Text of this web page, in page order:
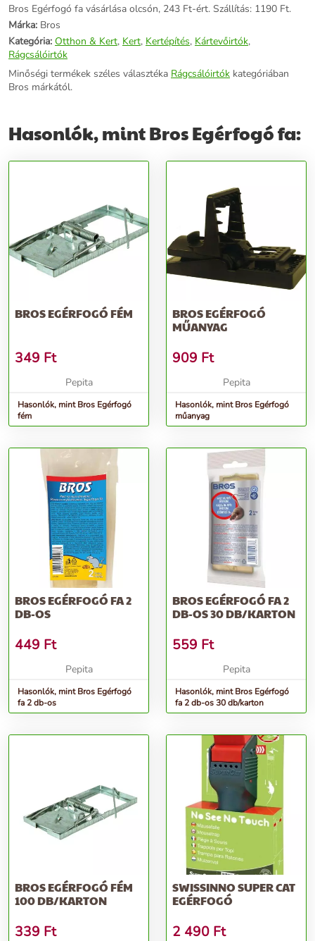
Bros Egérfogó fa vásárlása olcsón, 243 Ft-ért. Szállítás: 1190 Ft.
Márka: Bros
Kategória: Otthon & Kert, Kert, Kertépítés, Kártevőirtók,
Rágcsálóirtók
Minőségi termékek széles választéka Rágcsálóirtók kategóriában
Bros márkától.
Hasonlók, mint Bros Egérfogó fa:
BROS EGÉRFOGÓ FÉM
349 Ft
Pepita
Hasonlók, mint Bros Egérfogó
fém
BROS EGÉRFOGÓ
MŰANYAG
909 Ft
Pepita
Hasonlók, mint Bros Egérfogó
műanyag
BROS EGÉRFOGÓ FA 2
DB-OS
449 Ft
Pepita
Hasonlók, mint Bros Egérfogó
fa 2 db-os
BROS EGÉRFOGÓ FA 2
DB-OS 30 DB/KARTON
559 Ft
Pepita
Hasonlók, mint Bros Egérfogó
fa 2 db-os 30 db/karton
BROS EGÉRFOGÓ FÉM
100 DB/KARTON
339 Ft
SWISSINNO SUPER CAT
EGÉRFOGÓ
2 490 Ft